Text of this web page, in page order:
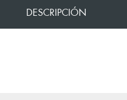
DESCRIPCIÓN